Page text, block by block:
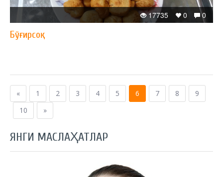
0
0
17735
Бўғирсоқ
« 1 2 3 4 5 6 7 8
9
10
»
ЯНГИ МАСЛАҲАТЛАР